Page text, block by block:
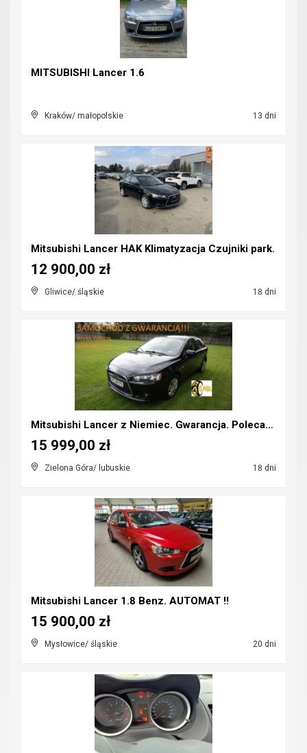
MITSUBISHI Lancer 1.6
Kraków/ małopolskie 13 dni
Mitsubishi Lancer HAK Klimatyzacja Czujniki park.
Gliwice/ śląskie 18 dni
12 900,00 zł
Mitsubishi Lancer z Niemiec. Gwarancja. Polecam !!...
Zielona Góra/ lubuskie 18 dni
15 999,00 zł
Mitsubishi Lancer 1.8 Benz. AUTOMAT !!
Mysłowice/ śląskie 20 dni
15 900,00 zł